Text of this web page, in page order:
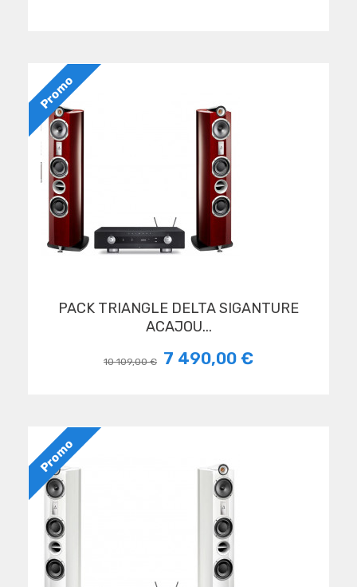
Promo
PACK TRIANGLE DELTA SIGANTURE
ACAJOU...
10 109,00 € 7 490,00 €
Promo